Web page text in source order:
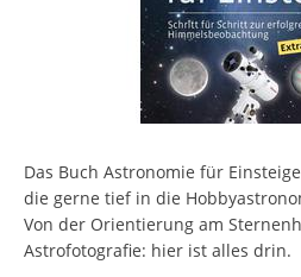
Das Buch Astronomie für
die gerne tief in die
Von der Orientierung am
Astrofotografie: hier ist alles drin.